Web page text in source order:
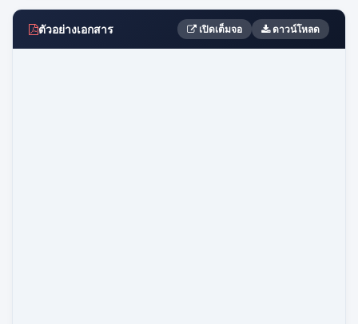
ตัวอย่างเอกสาร เปิดเต็มจอ ดาวน์โหลด